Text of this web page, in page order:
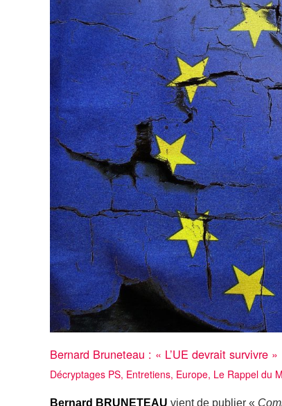
Bernard Bruneteau : « L’UE devrait survivre »
Décryptages PS, Entretiens, Europe, Le Rappel du
Bernard BRUNETEAU vient de publier «